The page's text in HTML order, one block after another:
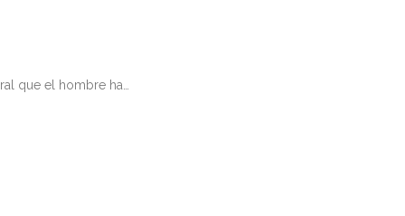
que el hombre ha…